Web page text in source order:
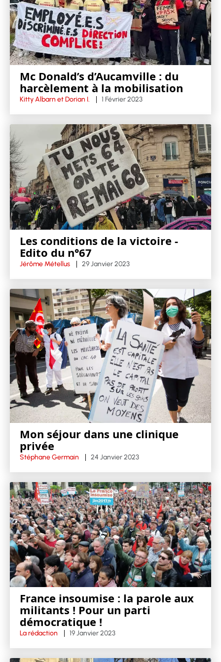
Mc Donald’s d’Aucamville : du
harcèlement à la mobilisation
Kitty Albarn et Dorian I. 1 Février 2023
Les conditions de la victoire -
Edito du n°67
Jérôme Métellus 29 Janvier 2023
Mon séjour dans une clinique
privée
Stéphane Germain 24 Janvier 2023
France insoumise : la parole aux
militants ! Pour un parti
démocratique !
La rédaction 19 Janvier 2023